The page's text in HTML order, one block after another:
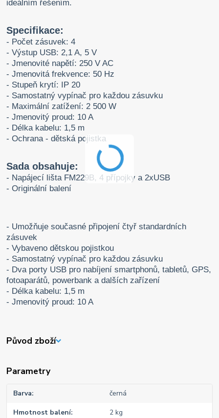
ideálním řešením.
Specifikace:
- Počet zásuvek: 4
- Výstup USB: 2,1 A, 5 V
- Jmenovité napětí: 250 V AC
- Jmenovitá frekvence: 50 Hz
- Stupeň krytí: IP 20
- Samostatný vypínač pro každou zásuvku
- Maximální zatížení: 2 500 W
- Jmenovitý proud: 10 A
- Délka kabelu: 1,5 m
- Ochrana - dětská pojistka
Sada obsahuje:
- Napájecí lišta FM229B, 4 přípojky a 2xUSB
- Originální balení
- Umožňuje současné připojení čtyř standardních
zásuvek
- Vybaveno dětskou pojistkou
- Samostatný vypínač pro každou zásuvku
- Dva porty USB pro nabíjení smartphonů, tabletů, GPS,
fotoaparátů, powerbank a dalších zařízení
- Délka kabelu: 1,5 m
- Jmenovitý proud: 10 A
Původ zboží
Parametry
Barva černá
Hmotnost balení 2 kg